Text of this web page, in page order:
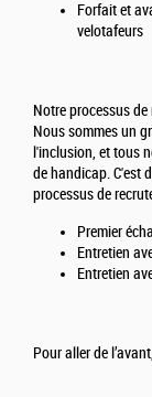
Forfait et
velotafeurs
Notre processus
Nous sommes un
l'inclusion, et tous
de handicap. C'est
processus de
Premier
Entretien
Entretien
Pour aller de